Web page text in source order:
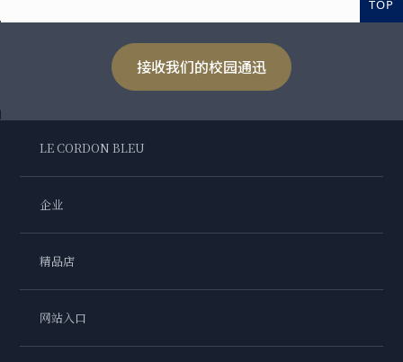
TOP
接收我们的校园通迅
LE CORDON BLEU
企业
精品店
网站入口